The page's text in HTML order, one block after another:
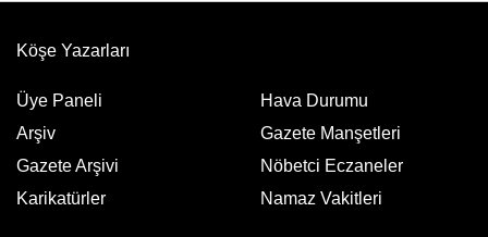
Köşe Yazarları
Üye Paneli
Arşiv
Gazete Arşivi
Karikatürler
Hava Durumu
Gazete Manşetleri
Nöbetci Eczaneler
Namaz Vakitleri